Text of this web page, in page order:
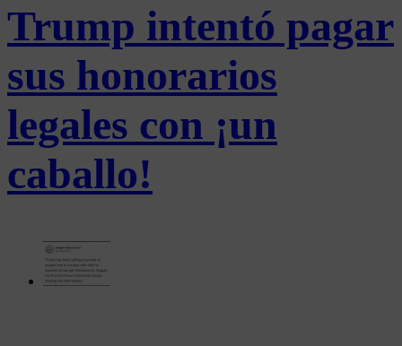
Trump intentó pagar
sus honorarios
legales con ¡un
caballo!